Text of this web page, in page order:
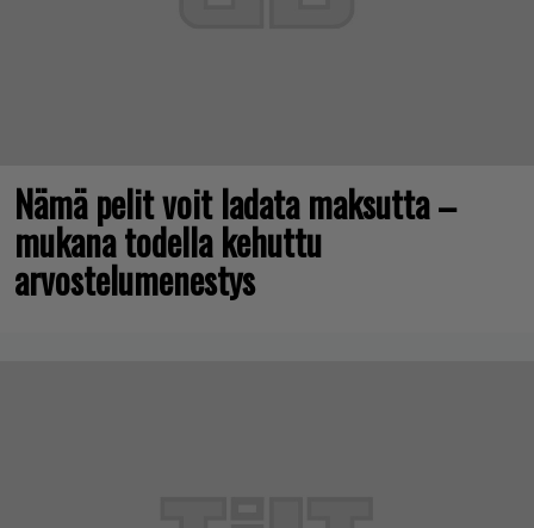
Nämä pelit voit ladata maksutta –
mukana todella kehuttu
arvostelumenestys